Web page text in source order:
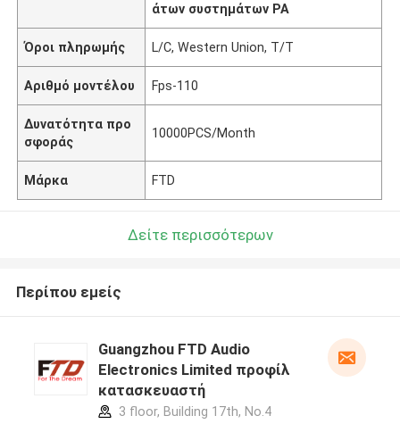
άτων συστημάτων PA
Όροι πληρωμής L/C, Western Union, T/T
Αριθμό μοντέλου Fps-110
Δυνατότητα προ
σφοράς
10000PCS/Month
Μάρκα FTD
Δείτε περισσότερων
Περίπου εμείς
Guangzhou FTD Audio
Electronics Limited προφίλ
κατασκευαστή
3 floor, Building 17th, No.4